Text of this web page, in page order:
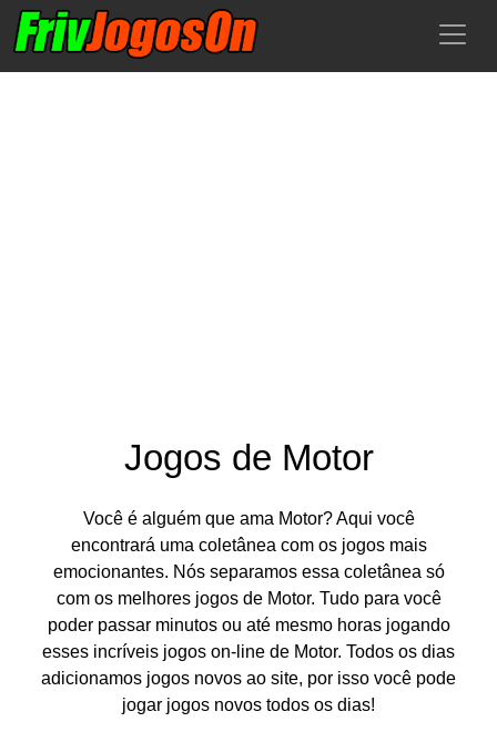
Jogos de Motor
Você é alguém que ama Motor? Aqui você
encontrará uma coletânea com os jogos mais
emocionantes. Nós separamos essa coletânea só
com os melhores jogos de Motor. Tudo para você
poder passar minutos ou até mesmo horas jogando
esses incríveis jogos on-line de Motor. Todos os dias
adicionamos jogos novos ao site, por isso você pode
jogar jogos novos todos os dias!